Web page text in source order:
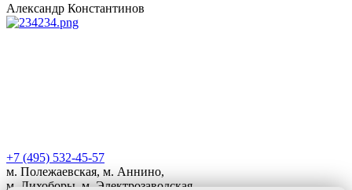
Александр Константинов
+7 (495) 532-45-57
м. Полежаевская, м. Аннино,
м. Лихоборы, м. Электрозаводская